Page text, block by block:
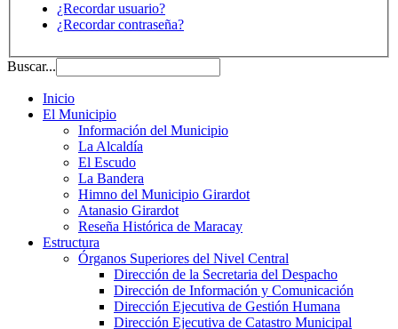
¿Recordar usuario?
¿Recordar contraseña?
Buscar...
Inicio
El Municipio
Información del Municipio
La Alcaldía
El Escudo
La Bandera
Himno del Municipio Girardot
Atanasio Girardot
Reseña Histórica de Maracay
Estructura
Órganos Superiores del Nivel Central
Dirección de la Secretaria del Despacho
Dirección de Información y Comunicación
Dirección Ejecutiva de Gestión Humana
Dirección Ejecutiva de Catastro Municipal